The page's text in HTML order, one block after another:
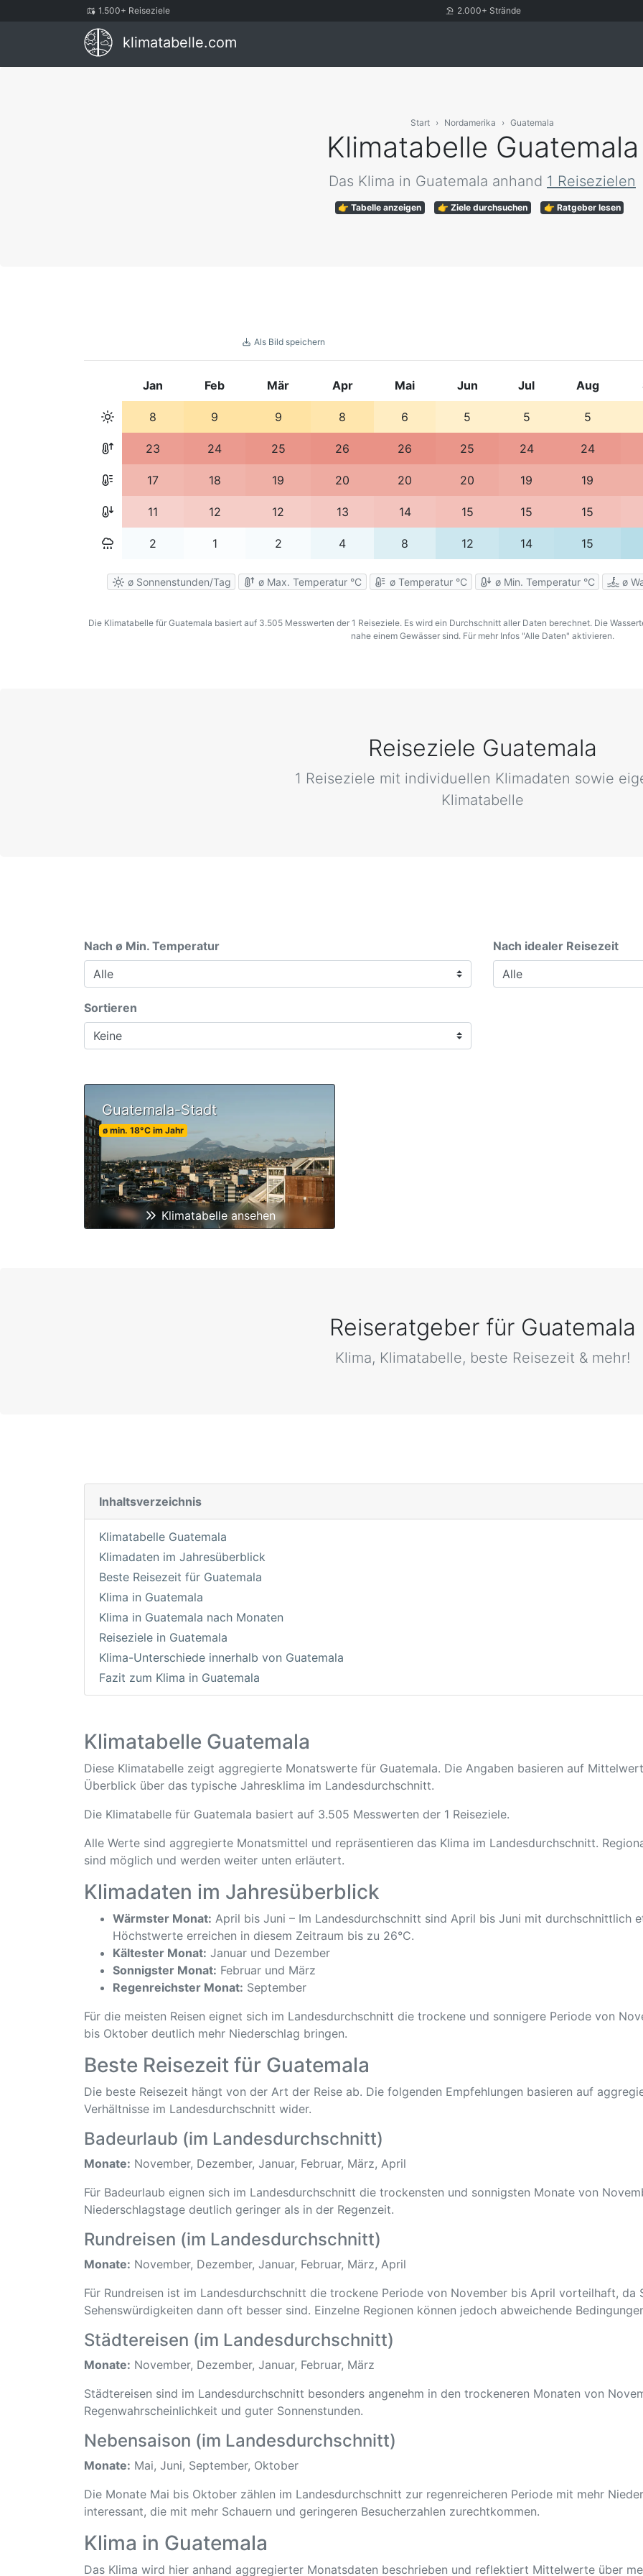
1.500+ Reiseziele 2.000+ Strände
klimatabelle.com
Start Nordamerika Guatemala
Klimatabelle Guatemala
Das Klima in Guatemala anhand 1 Reisezielen
👉 Tabelle anzeigen 👉 Ziele durchsuchen 👉 Ratgeber lesen
Als Bild speichern
Jan Feb Mär Apr Mai Jun Jul Aug
8 9 9 8 6 5 5 5
23 24 25 26 26 25 24 24
17 18 19 20 20 20 19 19
11 12 12 13 14 15 15 15
2 1 2 4 8 12 14 15
ø Sonnenstunden/Tag ø Max. Temperatur °C ø Temperatur °C ø Min. Temperatur °C ø
Die Klimatabelle für Guatemala basiert auf 3.505 Messwerten der 1 Reiseziele. Es wird ein Durchschnitt aller Daten berechnet. Die
nahe einem Gewässer sind. Für mehr Infos "Alle Daten" aktivieren.
Reiseziele Guatemala
1 Reiseziele mit individuellen Klimadaten sowie
Klimatabelle
Nach ø Min. Temperatur Nach idealer Reisezeit
Sortieren
Guatemala-Stadt
ø min. 18°C im Jahr
Klimatabelle ansehen
Reiseratgeber für Guatemala
Klima, Klimatabelle, beste Reisezeit & mehr!
Inhaltsverzeichnis
Klimatabelle Guatemala
Klimadaten im Jahresüberblick
Beste Reisezeit für Guatemala
Klima in Guatemala
Klima in Guatemala nach Monaten
Reiseziele in Guatemala
Klima-Unterschiede innerhalb von Guatemala
Fazit zum Klima in Guatemala
Klimatabelle Guatemala
Diese Klimatabelle zeigt aggregierte Monatswerte für Guatemala. Die Angaben basieren auf
Überblick über das typische Jahresklima im Landesdurchschnitt.
Die Klimatabelle für Guatemala basiert auf 3.505 Messwerten der 1 Reiseziele.
Alle Werte sind aggregierte Monatsmittel und repräsentieren das Klima im Landesdurchschnitt.
sind möglich und werden weiter unten erläutert.
Klimadaten im Jahresüberblick
Wärmster Monat: April bis Juni – Im Landesdurchschnitt sind April bis Juni mit durchschnittlich
Höchstwerte erreichen in diesem Zeitraum bis zu 26°C.
Kältester Monat: Januar und Dezember
Sonnigster Monat: Februar und März
Regenreichster Monat: September
Für die meisten Reisen eignet sich im Landesdurchschnitt die trockene und sonnigere Periode von
bis Oktober deutlich mehr Niederschlag bringen.
Beste Reisezeit für Guatemala
Die beste Reisezeit hängt von der Art der Reise ab. Die folgenden Empfehlungen basieren auf
Verhältnisse im Landesdurchschnitt wider.
Badeurlaub (im Landesdurchschnitt)
Monate: November, Dezember, Januar, Februar, März, April
Für Badeurlaub eignen sich im Landesdurchschnitt die trockensten und sonnigsten Monate von
Niederschlagstage deutlich geringer als in der Regenzeit.
Rundreisen (im Landesdurchschnitt)
Monate: November, Dezember, Januar, Februar, März, April
Für Rundreisen ist im Landesdurchschnitt die trockene Periode von November bis April vorteilhaft, da
Sehenswürdigkeiten dann oft besser sind. Einzelne Regionen können jedoch abweichende
Städtereisen (im Landesdurchschnitt)
Monate: November, Dezember, Januar, Februar, März
Städtereisen sind im Landesdurchschnitt besonders angenehm in den trockeneren Monaten von
Regenwahrscheinlichkeit und guter Sonnenstunden.
Nebensaison (im Landesdurchschnitt)
Monate: Mai, Juni, September, Oktober
Die Monate Mai bis Oktober zählen im Landesdurchschnitt zur regenreicheren Periode mit mehr
interessant, die mit mehr Schauern und geringeren Besucherzahlen zurechtkommen.
Klima in Guatemala
Das Klima wird hier anhand aggregierter Monatsdaten beschrieben und reflektiert Mittelwerte über